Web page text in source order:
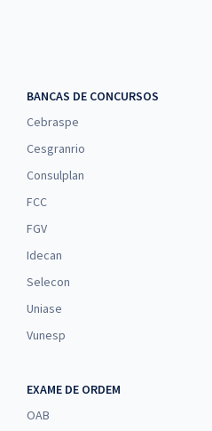
BANCAS DE CONCURSOS
Cebraspe
Cesgranrio
Consulplan
FCC
FGV
Idecan
Selecon
Uniase
Vunesp
EXAME DE ORDEM
OAB